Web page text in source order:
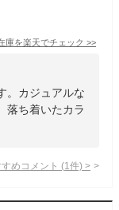
庫を楽天でチェック >>
。カジュアルな
落ち着いたカラ
めコメント (1 件) >